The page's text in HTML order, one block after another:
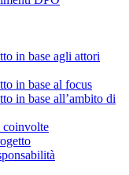
in base agli attori
in base al focus
in base all’ambito di
coinvolte